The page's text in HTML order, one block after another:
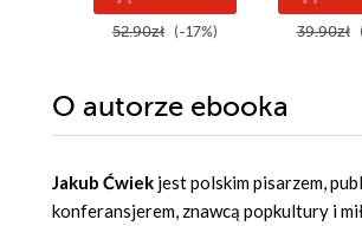
52.90zł (-17%) 39.90zł
O autorze ebooka
Jakub Ćwiek jest polskim pisarzem,
konferansjerem, znawcą popkultury i